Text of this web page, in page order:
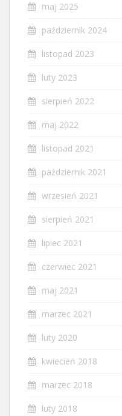
maj 2025
październik 2024
listopad 2023
luty 2023
sierpień 2022
maj 2022
listopad 2021
październik 2021
wrzesień 2021
sierpień 2021
lipiec 2021
czerwiec 2021
maj 2021
marzec 2021
luty 2020
kwiecień 2018
marzec 2018
luty 2018